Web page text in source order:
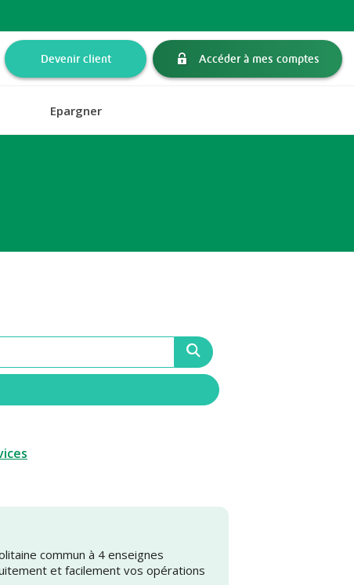
Devenir client Accéder à mes comptes
Epargner
commun à 4 enseignes
et facilement vos opérations